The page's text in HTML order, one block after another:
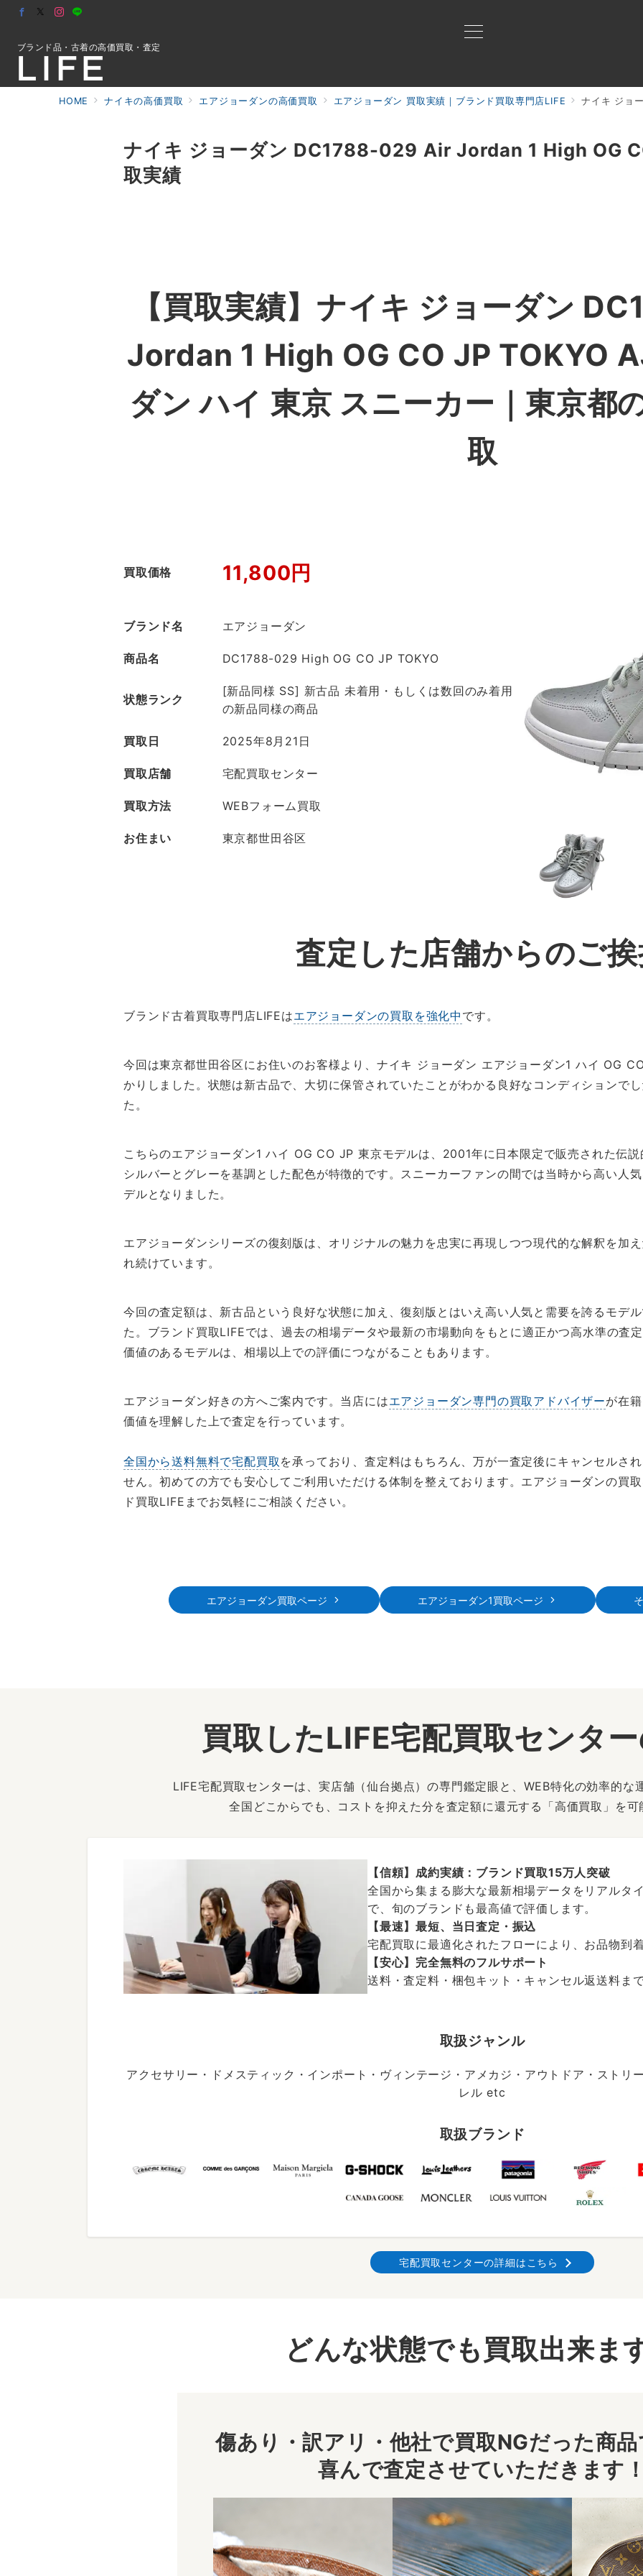
ブランド品・古着の高価買取・査定
HOME ナイキの高価買取 エアジョーダンの高価買取 エアジョーダン 買取実績｜ブランド買取専門店LIFE ナイキ ジョー
ナイキ ジョーダン DC1788-029 Air Jordan 1 High OG
取実績
【買取実績】 ナイキ ジョーダン
Jordan 1 High OG CO JP TOKYO
ダン ハイ 東京 スニーカー ｜東京都
取
買取価格 11,800円
ブランド名 エアジョーダン
商品名 DC1788-029 High OG CO JP TOKYO
状態ランク
[新品同様 SS] 新古品 未着用・もしくは数回のみ着用
の新品同様の商品
買取日 2025年8月21日
買取店舗 宅配買取センター
買取方法 WEBフォーム買取
お住まい 東京都世田谷区
査定した店舗からのご
ブランド古着買取専門店LIFEはエアジョーダンの買取を強化中 です。
今回は東京都世田谷区にお住いのお客様より、ナイキ ジョーダン エアジョーダン1 ハイ OG
かりしました。状態は新古品で、大切に保管されていたことがわかる良好なコンディションで
た。
こちらのエアジョーダン1 ハイ OG CO JP 東京モデルは、2001年に日本限定で販売された伝
シルバーとグレーを基調とした配色が特徴的です。スニーカーファンの間では当時から高い人
デルとなりました。
エアジョーダンシリーズの復刻版は、オリジナルの魅力を忠実に再現しつつ現代的な解釈を加
れ続けています。
今回の査定額は、新古品という良好な状態に加え、復刻版とはいえ高い人気と需要を誇るモデ
た。ブランド買取LIFEでは、過去の相場データや最新の市場動向をもとに適正かつ高水準の査
価値のあるモデルは、相場以上での評価につながることもあります。
エアジョーダン好きの方へご案内です。当店にはエアジョーダン専門の買取アドバイザーが在
価値を理解した上で査定を行っています。
全国から送料無料で宅配買取 を承っており、査定料はもちろん、万が一査定後にキャンセルさ
せん。初めての方でも安心してご利用いただける体制を整えております。エアジョーダンの買
ド買取LIFEまでお気軽にご相談ください。
エアジョーダン買取ページ エアジョーダン1買取ページ
買取したLIFE宅配買取センタ
LIFE宅配買取センターは、実店舗（仙台拠点）の専門鑑定眼と、WEB特化の効率的な
全国どこからでも、コストを抑えた分を査定額に還元する「高価買取」を
【信頼】成約実績：ブランド買取15万人突破
全国から集まる膨大な最新相場データをリアルタ
で、旬のブランドも最高値で評価します。
【最速】最短、当日査定・振込
宅配買取に最適化されたフローにより、お品物到
【安心】完全無料のフルサポート
送料・査定料・梱包キット・キャンセル返送料ま
取扱ジャンル
アクセサリー・ドメスティック・インポート・ヴィンテージ・アメカジ・アウトドア・ストリ
レル etc
取扱ブランド
宅配買取センターの詳細はこちら
どんな状態でも買取出来ま
傷あり・訳アリ・他社で買取NGだった商
喜んで査定させていただきます